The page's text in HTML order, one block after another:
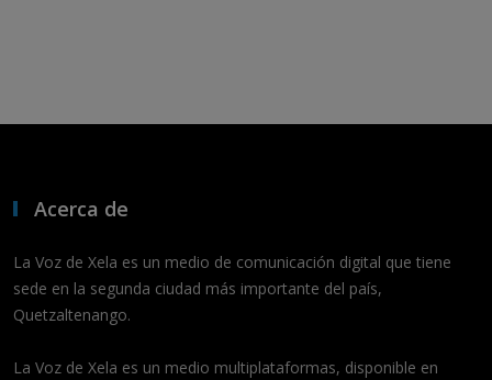
Acerca de
La Voz de Xela es un medio de comunicación digital que tiene
sede en la segunda ciudad más importante del país,
Quetzaltenango.
La Voz de Xela es un medio multiplataformas, disponible en